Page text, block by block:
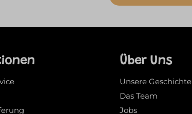
Über Uns
Unsere Geschichte
Das Team
Jobs